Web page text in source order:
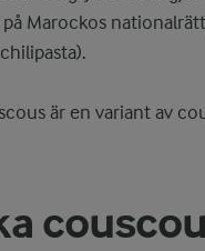
Marockos
är en variant av